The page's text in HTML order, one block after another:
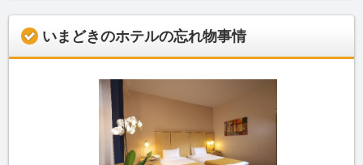
いまどきのホテルの忘れ物事情